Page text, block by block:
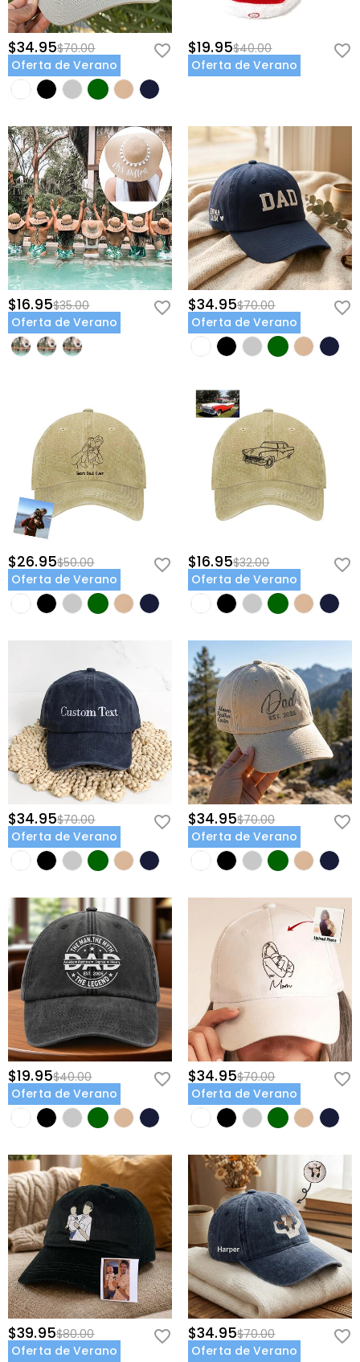
$34.95$70.00
Oferta de Verano
$19.95$40.00
Oferta de Verano
$16.95$35.00
Oferta de Verano
$34.95$70.00
Oferta de Verano
$26.95$50.00
Oferta de Verano
$16.95$32.00
Oferta de Verano
$34.95$70.00
Oferta de Verano
$34.95$70.00
Oferta de Verano
$19.95$40.00
Oferta de Verano
$34.95$70.00
Oferta de Verano
$39.95$80.00
Oferta de Verano
$34.95$70.00
Oferta de Verano